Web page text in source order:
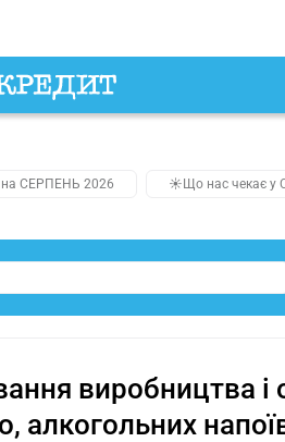
на СЕРПЕНЬ 2026 ☀️Що нас чекає у
виробництва і
алкогольних